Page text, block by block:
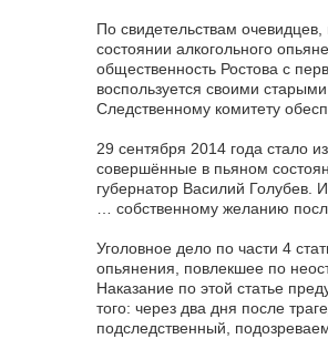
По свидетельствам
состоянии алкогольного
общественность Ростова с
воспользуется своими
Следственному комитету
29 сентября 2014 года стало
совершённые в пьяном
губернатор Василий
… собственному желанию
Уголовное дело по части 4
опьянения, повлекшее по
Наказание по этой статье
того: через два дня после
подследственный,